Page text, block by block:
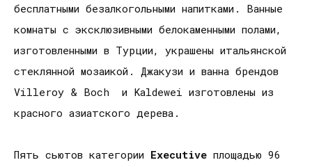
бесплатными безалкогольными напитками. Ванные
комнаты с эксклюзивными белокаменными полами,
изготовленными в Турции, украшены итальянской
стеклянной мозаикой. Джакузи и ванна брендов
Villeroy & Boch и Kaldewei изготовлены из
красного азиатского дерева.
Пять сьютов категории Executive площадью 96